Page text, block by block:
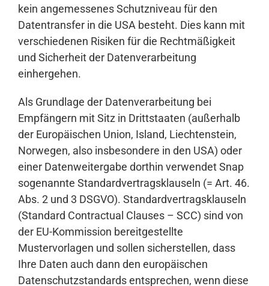
kein angemessenes Schutzniveau für den
Datentransfer in die USA besteht. Dies kann mit
verschiedenen Risiken für die Rechtmäßigkeit
und Sicherheit der Datenverarbeitung
einhergehen.
Als Grundlage der Datenverarbeitung bei
Empfängern mit Sitz in Drittstaaten (außerhalb
der Europäischen Union, Island, Liechtenstein,
Norwegen, also insbesondere in den USA) oder
einer Datenweitergabe dorthin verwendet Snap
sogenannte Standardvertragsklauseln (= Art. 46.
Abs. 2 und 3 DSGVO). Standardvertragsklauseln
(Standard Contractual Clauses – SCC) sind von
der EU-Kommission bereitgestellte
Mustervorlagen und sollen sicherstellen, dass
Ihre Daten auch dann den europäischen
Datenschutzstandards entsprechen, wenn diese